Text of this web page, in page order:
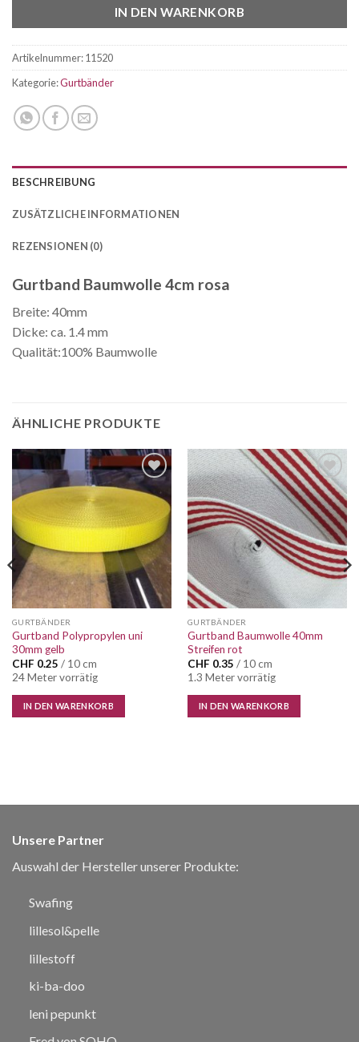
IN DEN WARENKORB
Artikelnummer:11520
Kategorie:Gurtbänder
BESCHREIBUNG
ZUSÄTZLICHE INFORMATIONEN
REZENSIONEN (0)
Gurtband Baumwolle 4cm rosa
Breite: 40mm
Dicke: ca. 1.4 mm
Qualität:100% Baumwolle
ÄHNLICHE PRODUKTE
Auf die
Wunschliste
GURTBÄNDER
Gurtband Polypropylen uni
30mm gelb
CHF 0.25 / 10 cm
24 Meter vorrätig
IN DEN WARENKORB
Auf die
Wunschliste
GURTBÄNDER
Gurtband Baumwolle 40mm
Streifen rot
CHF 0.35 / 10 cm
1.3 Meter vorrätig
IN DEN WARENKORB
Unsere Partner
Auswahl der Hersteller unserer Produkte:
Swafing
lillesol&pelle
lillestoff
ki-ba-doo
leni pepunkt